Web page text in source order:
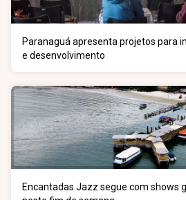
Paranaguá apresenta projetos para
e desenvolvimento
Encantadas Jazz segue com shows